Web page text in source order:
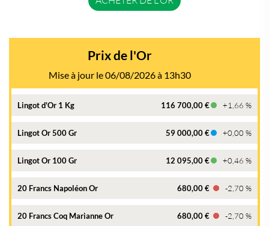
Prix de l'Or
Mise à jour le 06/08/2026 à 13h30
Lingot d'Or 1 Kg 116 700,00 € +1,66 %
Lingot Or 500 Gr 59 000,00 € +0,00 %
Lingot Or 100 Gr 12 095,00 € +0,46 %
20 Francs Napoléon Or 680,00 € -2,70 %
20 Francs Coq Marianne Or 680,00 € -2,70 %